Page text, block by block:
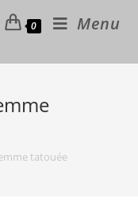
0 Menu
tatouée